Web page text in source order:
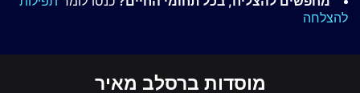
להצלחה
מוסדות ברסלב מאיר